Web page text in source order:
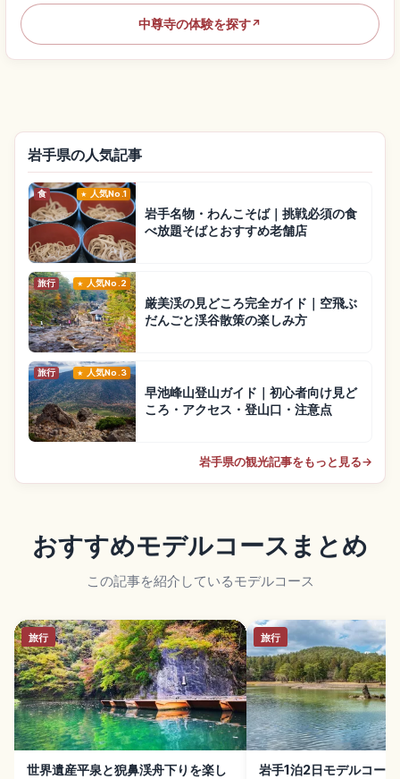
中尊寺の体験を探す↗
岩手県の人気記事
食 人気No.1
岩手名物・わんこそば｜挑戦必須の食
べ放題そばとおすすめ老舗店
旅行 人気No.2
厳美渓の見どころ完全ガイド｜空飛ぶ
だんごと渓谷散策の楽しみ方
旅行 人気No.3
早池峰山登山ガイド｜初心者向け見ど
ころ・アクセス・登山口・注意点
岩手県の観光記事をもっと見る→
おすすめモデルコースまとめ
この記事を紹介しているモデルコース
旅行
世界遺産平泉と猊鼻渓舟下りを楽し
旅行
岩手1泊2日モデルコー